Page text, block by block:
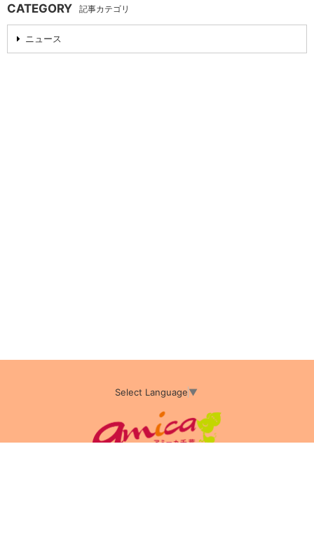
CATEGORY 記事カテゴリ
ニュース
Select Language▼